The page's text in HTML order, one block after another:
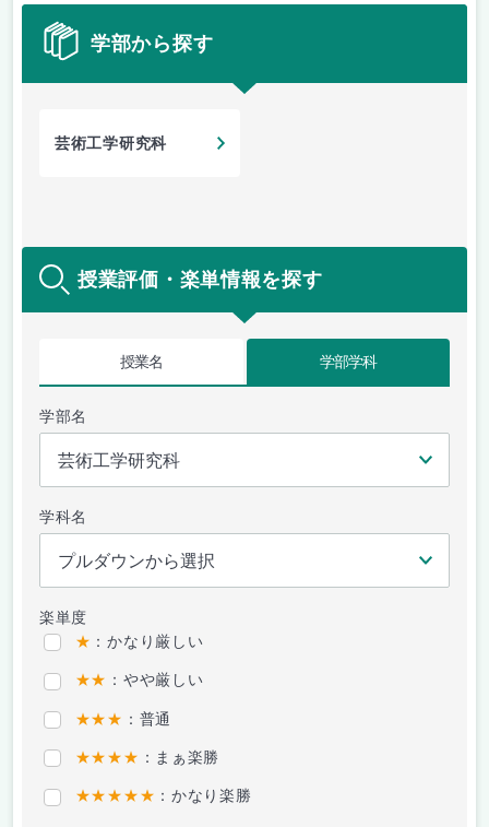
学部から探す
芸術工学研究科
授業評価・楽単情報を探す
授業名 学部学科
学部名
学科名
楽単度
★ ：かなり厳しい
★★ ：やや厳しい
★★★ ：普通
★★★★ ：まぁ楽勝
★★★★★ ：かなり楽勝